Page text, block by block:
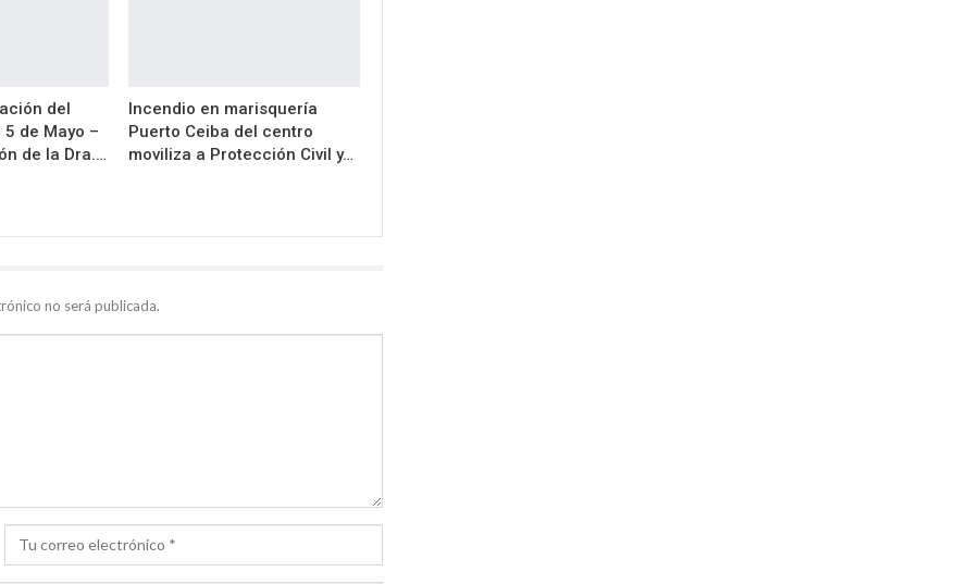
del
de Mayo –
de la Dra.…
Incendio en marisquería
Puerto Ceiba del centro
moviliza a Protección Civil y…
no será publicada.